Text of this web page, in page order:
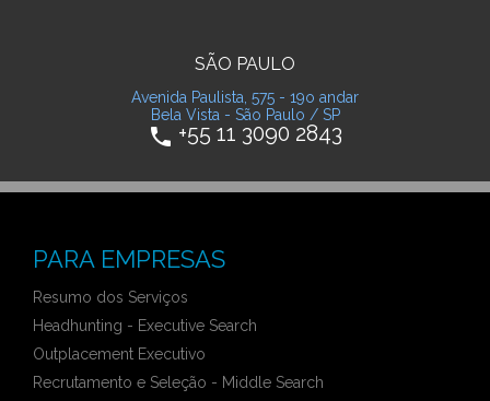
SÃO PAULO
Avenida Paulista, 575 - 19o andar
Bela Vista - São Paulo / SP
phone +55 11 3090 2843
PARA EMPRESAS
Resumo dos Serviços
Headhunting - Executive Search
Outplacement Executivo
Recrutamento e Seleção - Middle Search